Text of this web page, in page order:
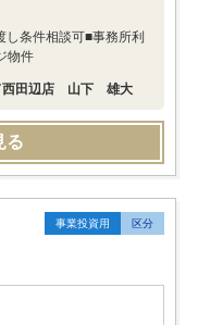
条件相談可■事務所利
物件
西田辺店 山下 雄大
る
事業投資用 区分